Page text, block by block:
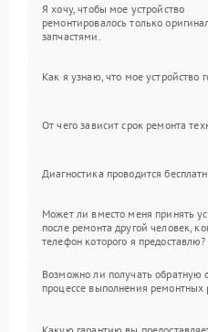
Я хочу, чтобы мое устройство
ремонтировалось только
запчастями.
Как я узнаю, что мое устройство
От чего зависит срок ремонта
Диагностика проводится
Может ли вместо меня принять
после ремонта другой человек,
телефон которого я предоставлю?
Возможно ли получать обратную
процессе выполнения ремонтных